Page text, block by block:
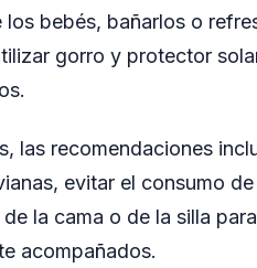
bebés, bañarlos o
gorro y protector
las recomendaciones
evitar el consumo
la cama o de la silla
acompañados.